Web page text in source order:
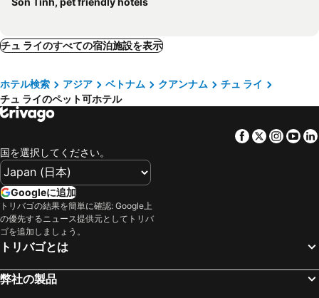
チュ ライのすべての宿泊施設を表示
ホテル検索 アジア ベトナム クアンナム
チュ ライ
チュ ライのペット可ホテル
Facebook
Twitter
国を選択してください。
Googleに追加
トリバゴの結果を簡単に確認: Google上
の優先するニュース提供元としてトリバ
ゴを追加しましょう。
トリバゴとは
弊社の製品